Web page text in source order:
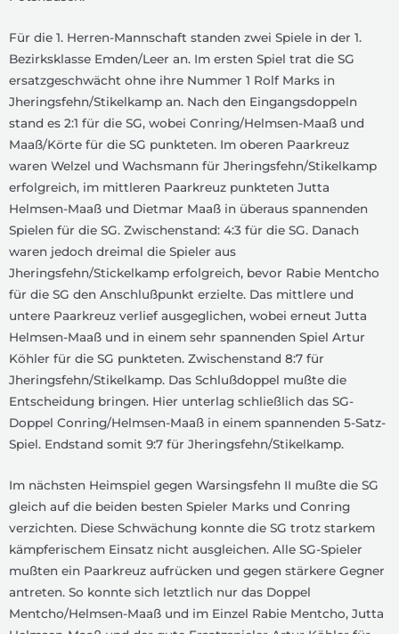
Für die 1. Herren-Mannschaft standen zwei Spiele in der 1.
Bezirksklasse Emden/Leer an. Im ersten Spiel trat die SG
ersatzgeschwächt ohne ihre Nummer 1 Rolf Marks in
Jheringsfehn/Stikelkamp an. Nach den Eingangsdoppeln
stand es 2:1 für die SG, wobei Conring/Helmsen-Maaß und
Maaß/Körte für die SG punkteten. Im oberen Paarkreuz
waren Welzel und Wachsmann für Jheringsfehn/Stikelkamp
erfolgreich, im mittleren Paarkreuz punkteten Jutta
Helmsen-Maaß und Dietmar Maaß in überaus spannenden
Spielen für die SG. Zwischenstand: 4:3 für die SG. Danach
waren jedoch dreimal die Spieler aus
Jheringsfehn/Stickelkamp erfolgreich, bevor Rabie Mentcho
für die SG den Anschlußpunkt erzielte. Das mittlere und
untere Paarkreuz verlief ausgeglichen, wobei erneut Jutta
Helmsen-Maaß und in einem sehr spannenden Spiel Artur
Köhler für die SG punkteten. Zwischenstand 8:7 für
Jheringsfehn/Stikelkamp. Das Schlußdoppel mußte die
Entscheidung bringen. Hier unterlag schließlich das SG-
Doppel Conring/Helmsen-Maaß in einem spannenden 5-Satz-
Spiel. Endstand somit 9:7 für Jheringsfehn/Stikelkamp.
Im nächsten Heimspiel gegen Warsingsfehn II mußte die SG
gleich auf die beiden besten Spieler Marks und Conring
verzichten. Diese Schwächung konnte die SG trotz starkem
kämpferischem Einsatz nicht ausgleichen. Alle SG-Spieler
mußten ein Paarkreuz aufrücken und gegen stärkere Gegner
antreten. So konnte sich letztlich nur das Doppel
Mentcho/Helmsen-Maaß und im Einzel Rabie Mentcho, Jutta